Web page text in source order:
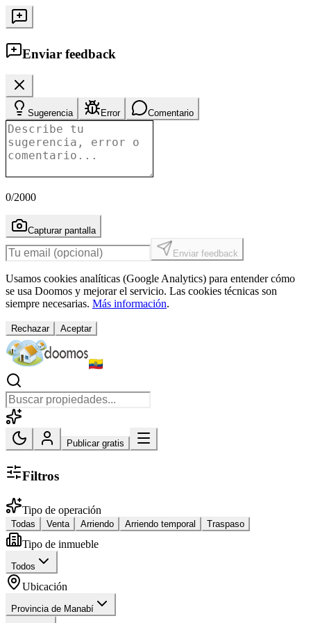
Enviar feedback
Sugerencia Error Comentario
0/2000
Capturar pantalla
Enviar feedback
Usamos cookies analíticas (Google Analytics) para entender cómo
se usa Doomos y mejorar el servicio. Las cookies técnicas son
siempre necesarias. Más información.
Rechazar Aceptar
Publicar gratis
Filtros
Tipo de operación
Todas Venta Arriendo Arriendo temporal Traspaso
Tipo de inmueble
Todos
Ubicación
Provincia de Manabí